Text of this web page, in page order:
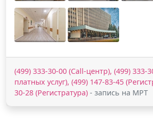
(499) 333-30-00 (Call-центр), (499) 333-
платных услуг), (499) 147-83-45
30-28 (Регистратура) - запись на МРТ